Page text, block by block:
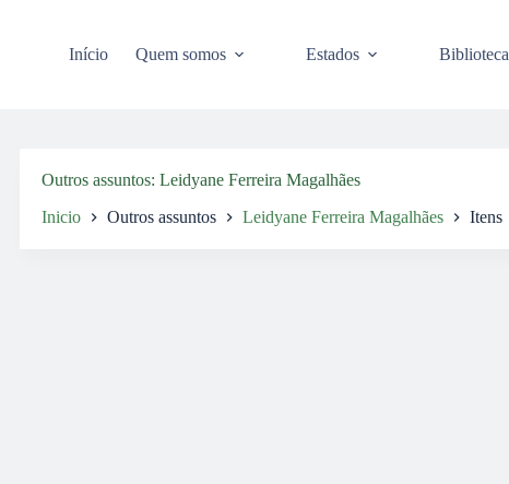
Início Quem somos Estados Biblioteca
Outros assuntos Leidyane Ferreira Magalhães
Inicio Outros assuntos Leidyane Ferreira Magalhães Itens